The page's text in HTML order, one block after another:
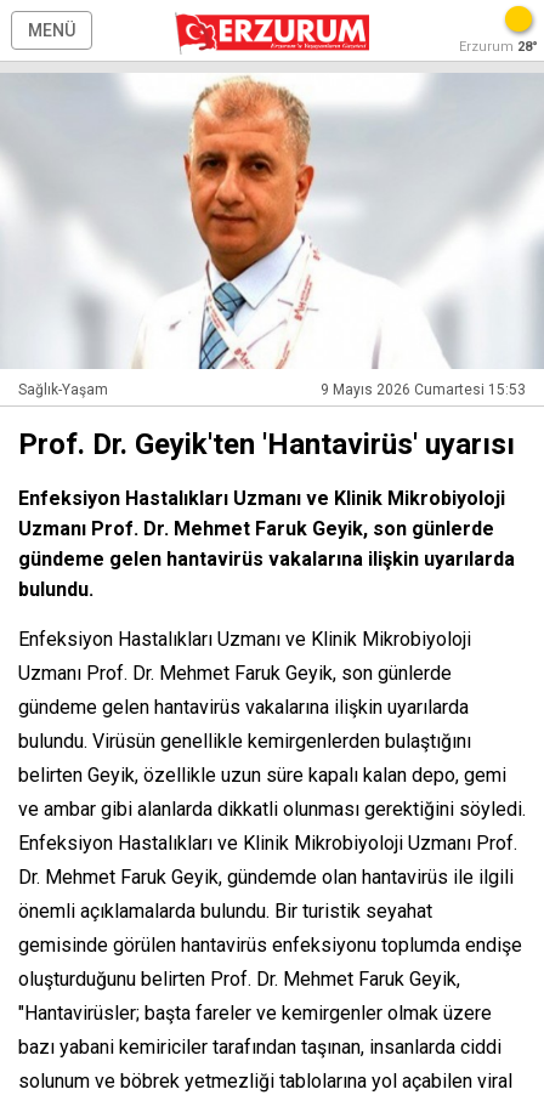
MENÜ
Erzurum 28°
Sağlık-Yaşam 9 Mayıs 2026 Cumartesi 15:53
Prof. Dr. Geyik'ten 'Hantavirüs' uyarısı
Enfeksiyon Hastalıkları Uzmanı ve Klinik Mikrobiyoloji
Uzmanı Prof. Dr. Mehmet Faruk Geyik, son günlerde
gündeme gelen hantavirüs vakalarına ilişkin uyarılarda
bulundu.
Enfeksiyon Hastalıkları Uzmanı ve Klinik Mikrobiyoloji
Uzmanı Prof. Dr. Mehmet Faruk Geyik, son günlerde
gündeme gelen hantavirüs vakalarına ilişkin uyarılarda
bulundu. Virüsün genellikle kemirgenlerden bulaştığını
belirten Geyik, özellikle uzun süre kapalı kalan depo, gemi
ve ambar gibi alanlarda dikkatli olunması gerektiğini söyledi.
Enfeksiyon Hastalıkları ve Klinik Mikrobiyoloji Uzmanı Prof.
Dr. Mehmet Faruk Geyik, gündemde olan hantavirüs ile ilgili
önemli açıklamalarda bulundu. Bir turistik seyahat
gemisinde görülen hantavirüs enfeksiyonu toplumda endişe
oluşturduğunu belirten Prof. Dr. Mehmet Faruk Geyik,
"Hantavirüsler; başta fareler ve kemirgenler olmak üzere
bazı yabani kemiriciler tarafından taşınan, insanlarda ciddi
solunum ve böbrek yetmezliği tablolarına yol açabilen viral